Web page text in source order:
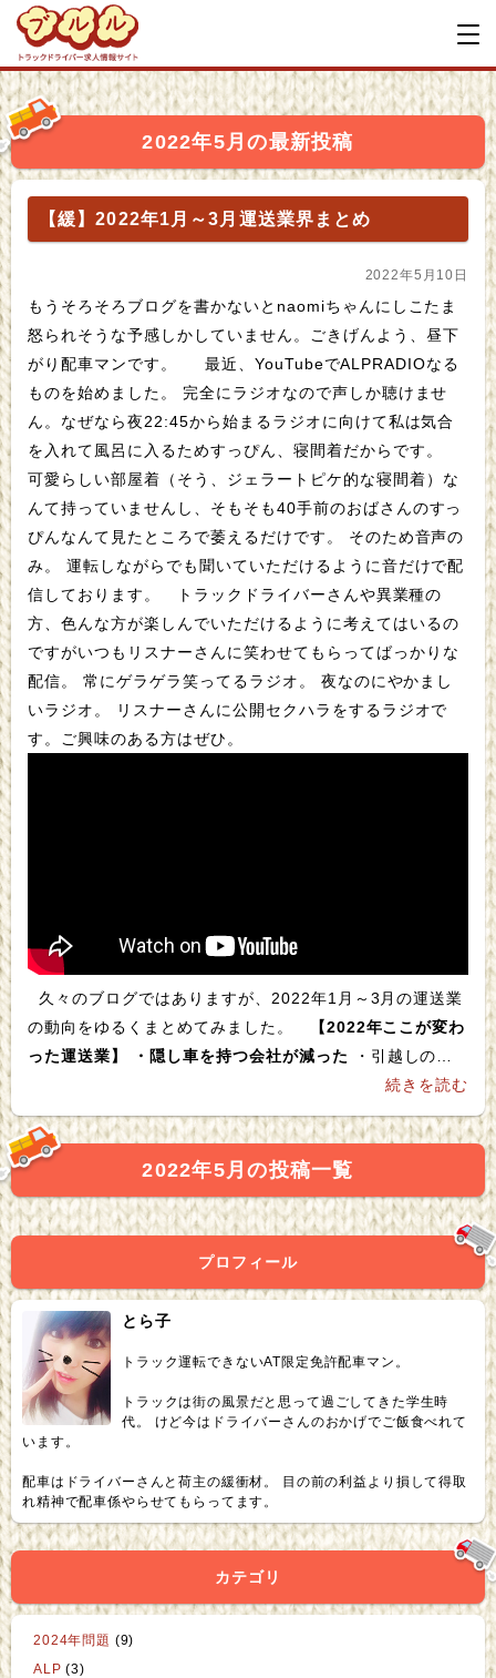
2022年5月の最新投稿
【緩】2022年1月～3月運送業界まとめ
2022年5月10日
もうそろそろブログを書かないとnaomiちゃんにしこたま
怒られそうな予感しかしていません。ごきげんよう、昼下
がり配車マンです。 最近、YouTubeでALPRADIOなる
ものを始めました。 完全にラジオなので声しか聴けませ
ん。なぜなら夜22:45から始まるラジオに向けて私は気合
を入れて風呂に入るためすっぴん、寝間着だからです。
可愛らしい部屋着（そう、ジェラートピケ的な寝間着）な
んて持っていませんし、そもそも40手前のおばさんのすっ
ぴんなんて見たところで萎えるだけです。 そのため音声の
み。 運転しながらでも聞いていただけるように音だけで配
信しております。 トラックドライバーさんや異業種の
方、色んな方が楽しんでいただけるように考えてはいるの
ですがいつもリスナーさんに笑わせてもらってばっかりな
配信。 常にゲラゲラ笑ってるラジオ。 夜なのにやかまし
いラジオ。 リスナーさんに公開セクハラをするラジオで
【2022年ここが変わ
った運送業】 ・隠し車を持つ会社が減った
・引越しの分
【2022年あんまり変わってない運送業】 ・運賃水準 ・
頭でっかちDX・SCM・その他イノベーション・コロナ
めっちゃ忙しくても車を隠し持っていた会社が法外な運賃
と引き換えにトラックを差し出す、ということがこの2022
年めっきり少なくなりました。 そして思った以上に引っ越
し荷物が動かなかった。 何より。 金曜積み、土曜着をし
てくれる会社さんが激減しました。 働き方改革の名の
元、労働時間の問題が大きな原因だとは思いますが、土曜
日に営業しているお客様（荷主）がそもそも少なくなって
いるので土曜日に遠隔地へ飛ばしても帰りの荷物がつかな
いという現象が多々見られるようになってきましたね。 こ
れだと金曜積み、土曜着は着地付近を拠点とするトラック
増えるほど走れるトラックが少なくなる。 積み地拠点のト
せたくない。 ということになります。 「じゃ運賃往復も
は山々なんですよ。 でもそれが通用するお客様がタピオカ
ドリンクに入ってるタピオカより少ない率しかないのが現
実。 でもこの現状に甘んじていたのが我々運送業なので
続きを読む
2022年5月の投稿一覧
プロフィール
とら子
トラック運転できないAT限定免許配車マン。
トラックは街の風景だと思って過ごしてきた学生時
代。 けど今はドライバーさんのおかげでご飯食べれて
います。
配車はドライバーさんと荷主の緩衝材。 目の前の利益より損して得取
れ精神で配車係やらせてもらってます。
カテゴリ
2024年問題 (9)
ALP (3)